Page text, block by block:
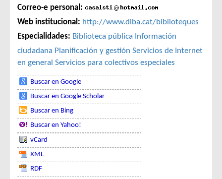
Correo-e personal:
Web institucional: http://www.diba.cat/biblioteques
Especialidades: Biblioteca pública Información
ciudadana Planificación y gestión Servicios de Internet
en general Servicios para colectivos especiales
Buscar en Google
Buscar en Google Scholar
Buscar en Bing
Buscar en Yahoo!
vCard
XML
RDF